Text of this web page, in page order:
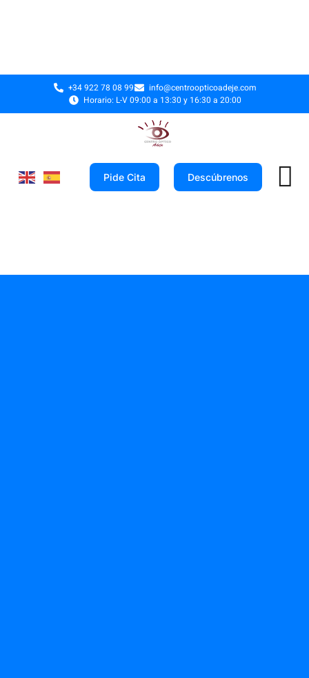
+34 922 78 08 99
info@centroopticoadeje.com
Horario: L-V 09:00 a 13:30 y 16:30 a 20:00
Pide Cita Descúbrenos